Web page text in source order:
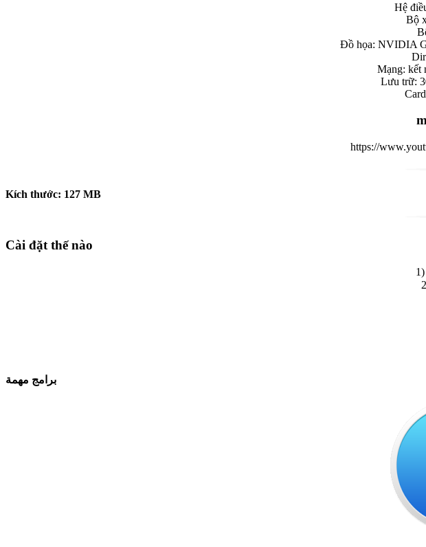
Hệ
Bộ
Đồ họa: NVIDIA
Mạng: kết
Lưu trữ:
https://
Kích thước: 127 MB
Cài đặt thế nào
برامج مهمة